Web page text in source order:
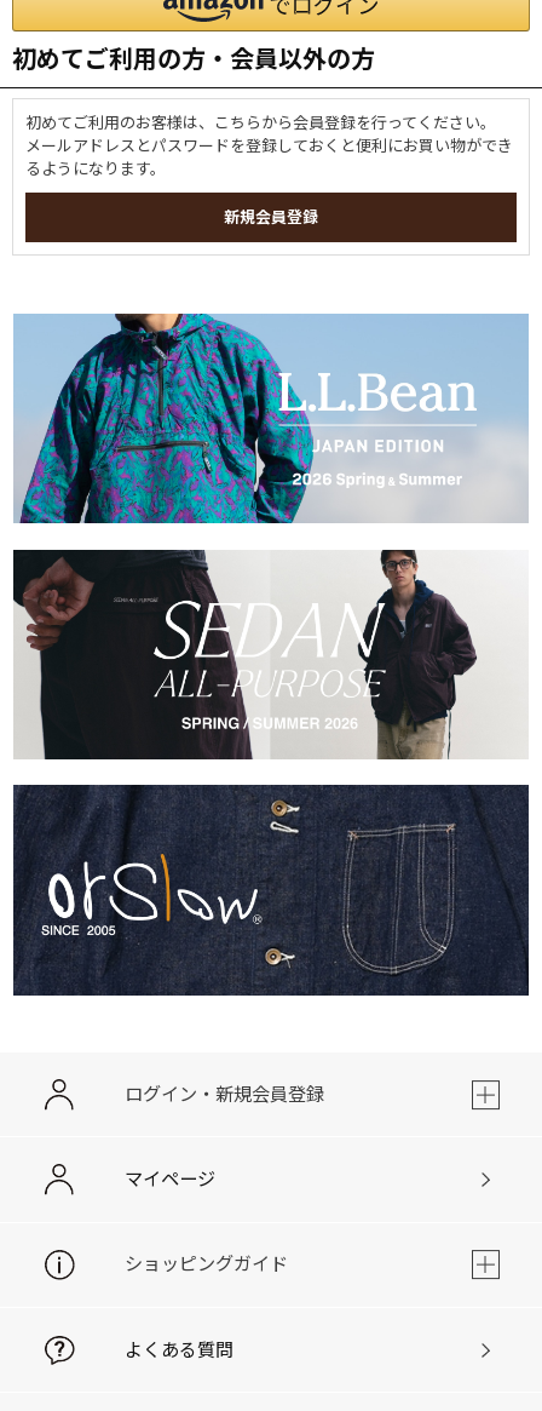
初めてご利用の方・会員以外の方
初めてご利用のお客様は、こちらから会員登録を行ってください。
メールアドレスとパスワードを登録しておくと便利にお買い物ができ
るようになります。
ログイン・新規会員登録
マイページ
ショッピングガイド
よくある質問